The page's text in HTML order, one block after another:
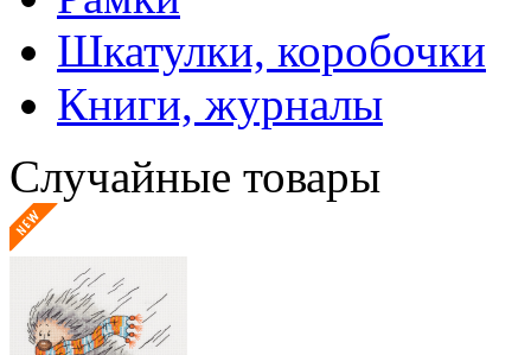
Шкатулки, коробочки
Книги, журналы
Случайные товары